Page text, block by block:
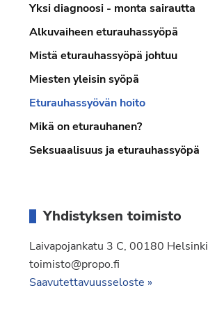
Yksi diagnoosi - monta sairautta
Alkuvaiheen eturauhassyöpä
Mistä eturauhassyöpä johtuu
Miesten yleisin syöpä
Eturauhassyövän hoito
Mikä on eturauhanen?
Seksuaalisuus ja eturauhassyöpä
Yhdistyksen toimisto
Laivapojankatu 3 C, 00180 Helsinki
toimisto@propo.fi
Saavutettavuusseloste »